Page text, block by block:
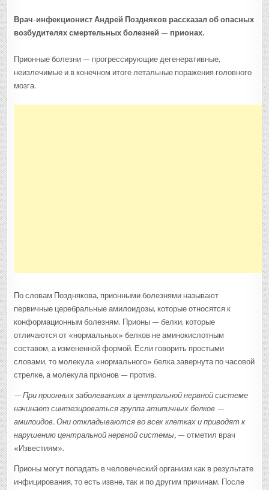
Врач-инфекционист Андрей Поздняков рассказал об опасных
возбудителях смертельных болезней — прионах.
Прионные болезни — прогрессирующие дегенеративные,
неизлечимые и в конечном итоге летальные поражения головного
мозга.
По словам Позднякова, прионными болезнями называют
первичные церебральные амилоидозы, которые относятся к
конформационным болезням. Прионы — белки, которые
отличаются от «нормальных» белков не аминокислотным
составом, а измененной формой. Если говорить простыми
словами, то молекула «нормального» белка завернута по часовой
стрелке, а молекула прионов — против.
— При прионных заболеваниях в центральной нервной системе
начинает синтезироваться группа атипичных белков —
амилоидов. Они откладываются во всех клетках и приводят к
нарушению центральной нервной системы, — отметил врач
«Известиям».
Прионы могут попадать в человеческий организм как в результате
инфицирования, то есть извне, так и по другим причинам. После